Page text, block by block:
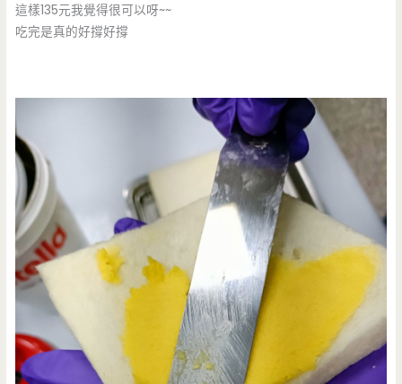
這樣135元我覺得很可以呀~~
吃完是真的好撐好撐